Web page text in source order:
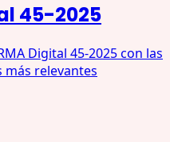
45-2025
Digital 45-2025 con las
más relevantes